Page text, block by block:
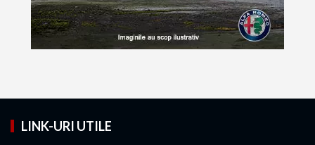
LINK-URI UTILE